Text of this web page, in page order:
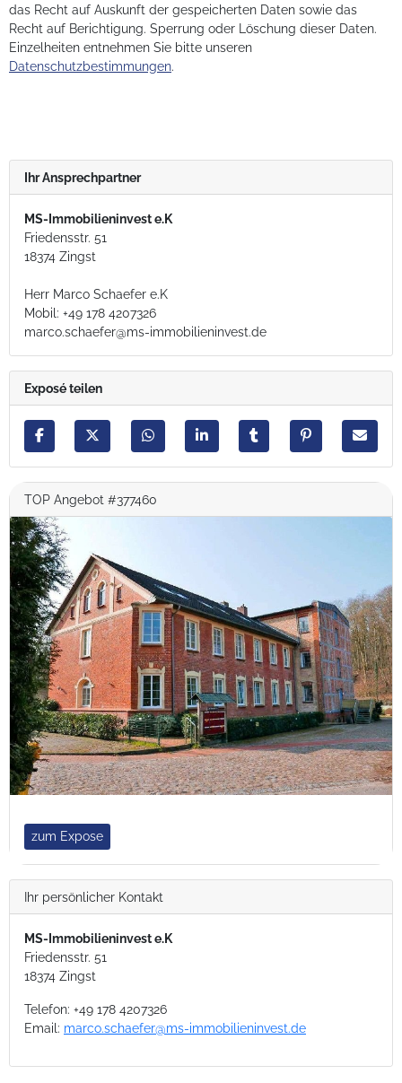
das Recht auf Auskunft der gespeicherten Daten sowie das
Recht auf Berichtigung. Sperrung oder Löschung dieser Daten.
Einzelheiten entnehmen Sie bitte unseren
Datenschutzbestimmungen.
Ihr Ansprechpartner
MS-Immobilieninvest e.K
Friedensstr. 51
18374 Zingst
Herr Marco Schaefer e.K
Mobil: +49 178 4207326
marco.schaefer@ms-immobilieninvest.de
Exposé teilen
TOP Angebot #377460
zum Expose
Ihr persönlicher Kontakt
MS-Immobilieninvest e.K
Friedensstr. 51
18374 Zingst
Telefon: +49 178 4207326
Email: marco.schaefer@ms-immobilieninvest.de